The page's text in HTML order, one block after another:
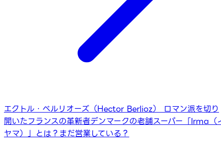
エクトル・ベルリオーズ（Hector Berlioz） ロマン派を切り
開いたフランスの革新者デンマークの老舗スーパー「Irma（
ヤマ）」とは？まだ営業している？